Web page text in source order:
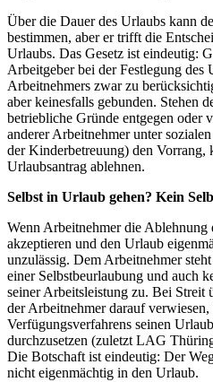
Über die Dauer des Urlaubs kann
bestimmen, aber er trifft die
Urlaubs. Das Gesetz ist eindeutig:
Arbeitgeber bei der Festlegung des
Arbeitnehmers zwar zu
aber keinesfalls gebunden. Stehen
betriebliche Gründe entgegen oder
anderer Arbeitnehmer unter
der Kinderbetreuung) den Vorrang,
Urlaubsantrag ablehnen.
Selbst in Urlaub gehen? Kein
Wenn Arbeitnehmer die Ablehnung
akzeptieren und den Urlaub
unzulässig. Dem Arbeitnehmer
einer Selbstbeurlaubung und auch
seiner Arbeitsleistung zu. Bei Streit
der Arbeitnehmer darauf
Verfügungsverfahrens seinen
durchzusetzen (zuletzt LAG
Die Botschaft ist eindeutig: Der
nicht eigenmächtig in den Urlaub.